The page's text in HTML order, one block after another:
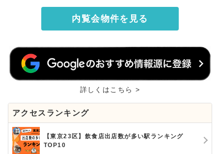
内覧会物件を見る
詳しくはこちら >
アクセスランキング
【東京23区】飲食店出店数が多い駅ランキング
TOP10